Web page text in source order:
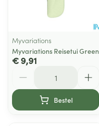
Myvariations
Myvariations Reisetui Green
€ 9,91
Bestel